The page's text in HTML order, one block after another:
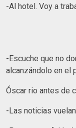
-Al hotel. Voy a
-Escuche que no
alcanzándolo en el
Óscar rio antes de
-Las noticias